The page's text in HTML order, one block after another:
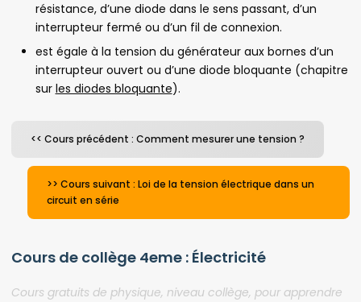
résistance, d’une diode dans le sens passant, d’un
interrupteur fermé ou d’un fil de connexion.
est égale à la tension du générateur aux bornes d’un
interrupteur ouvert ou d’une diode bloquante (chapitre
sur les diodes bloquante).
<< Cours précédent : Comment mesurer une tension ?
>> Cours suivant : Loi de la tension électrique dans un
circuit en série
Cours de collège 4eme : Électricité
Cours gratuits de physique, niveau collège, pour apprendre